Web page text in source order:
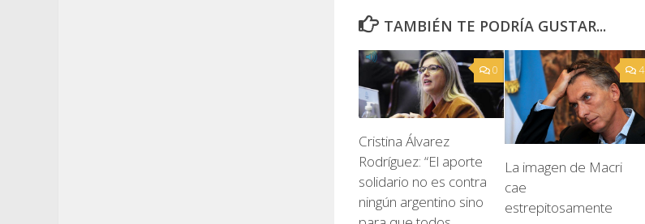
TAMBIÉN TE PODRÍA GUSTAR...
0
Cristina Álvarez
Rodríguez: “El aporte
solidario no es contra
ningún argentino sino
4
La imagen de Macri
cae
estrepitosamente